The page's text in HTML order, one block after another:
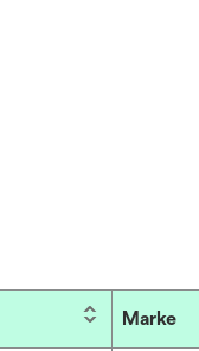
Marke